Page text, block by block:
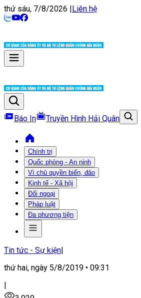
thứ sáu, 7/8/2026 |Liên hệ
Báo In Truyền Hình Hải Quân
Chính trị
Quốc phòng - An ninh
Vì chủ quyền biển, đảo
Kinh tế - Xã hội
Đối ngoại
Pháp luật
Đa phương tiện
Tin tức - Sự kiện|
thứ hai, ngày 5/8/2019 • 09:31
|